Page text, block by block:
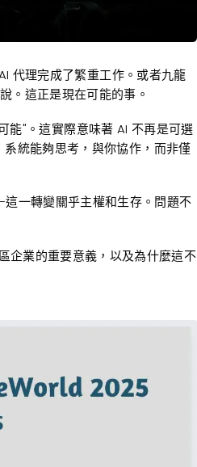
代理完成了繁重工作。或者九龍
。這正是現在可能的事。
能"。這實際意味著 AI 不再是可選
系統能夠思考，與你協作，而非僅
一轉變關乎主權和生存。問題不
企業的重要意義，以及為什麼這不